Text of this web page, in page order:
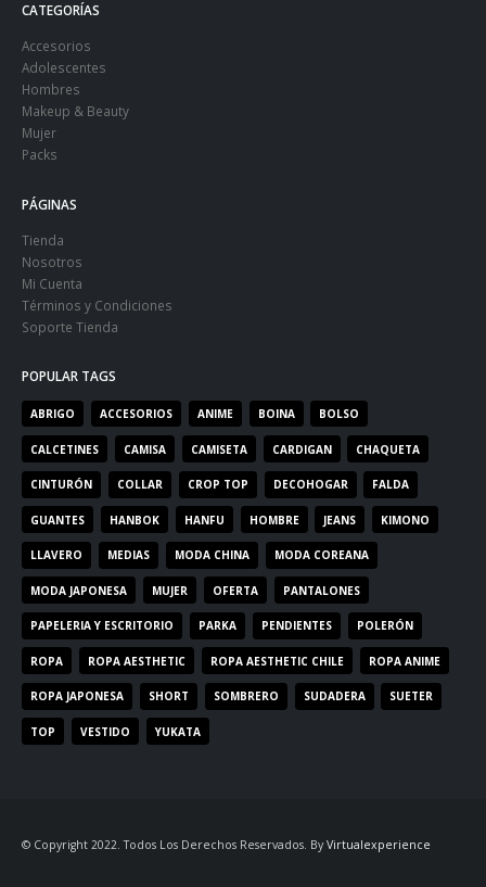
CATEGORÍAS
Accesorios
Adolescentes
Hombres
Makeup & Beauty
Mujer
Packs
PÁGINAS
Tienda
Nosotros
Mi Cuenta
Términos y Condiciones
Soporte Tienda
POPULAR TAGS
ABRIGO ACCESORIOS ANIME BOINA BOLSO
CALCETINES CAMISA CAMISETA CARDIGAN CHAQUETA
CINTURÓN COLLAR CROP TOP DECOHOGAR FALDA
GUANTES HANBOK HANFU HOMBRE JEANS KIMONO
LLAVERO MEDIAS MODA CHINA MODA COREANA
MODA JAPONESA MUJER OFERTA PANTALONES
PAPELERIA Y ESCRITORIO PARKA PENDIENTES POLERÓN
ROPA ROPA AESTHETIC ROPA AESTHETIC CHILE ROPA ANIME
ROPA JAPONESA SHORT SOMBRERO SUDADERA SUETER
TOP VESTIDO YUKATA
© Copyright 2022. Todos Los Derechos Reservados. By Virtualexperience